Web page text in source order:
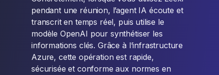
pendant une réunion, l’agent IA écoute et
transcrit en temps réel, puis utilise le
modèle OpenAI pour synthétiser les
informations clés. Grâce à l’infrastructure
Azure, cette opération est rapide,
sécurisée et conforme aux normes en